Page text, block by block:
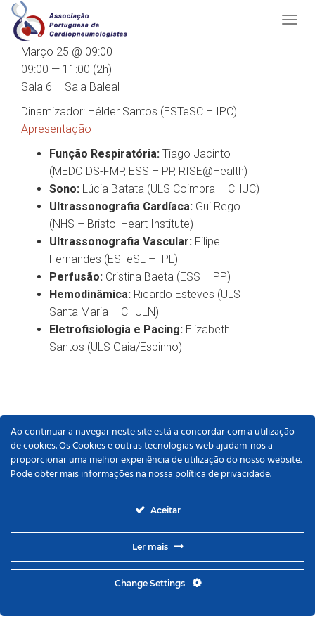
Dinamizador: Hélder Santos (ESTeSC – IPC)
Apresentação
Função Respiratória: Tiago Jacinto
(MEDCIDS-FMP, ESS – PP, RISE@Health)
Sono: Lúcia Batata (ULS Coimbra – CHUC)
Ultrassonografia Cardíaca: Gui Rego
(NHS – Bristol Heart Institute)
Ultrassonografia Vascular: Filipe
Fernandes (ESTeSL – IPL)
Perfusão: Cristina Baeta (ESS – PP)
Hemodinâmica: Ricardo Esteves (ULS
Santa Maria – CHULN)
Eletrofisiologia e Pacing: Elizabeth
Santos (ULS Gaia/Espinho)
Março 25 @ 09:00
09:00 — 11:00 (2h)
Sala 6 – Sala Baleal
Ao continuar a navegar neste site está a concordar com a utilização
de cookies. Os Cookies e outras tecnologias web ajudam-nos a
proporcionar uma melhor experiência de utilização do nosso website.
Pode obter mais informações na nossa política de privacidade.
Aceitar
Ler mais
Change Settings